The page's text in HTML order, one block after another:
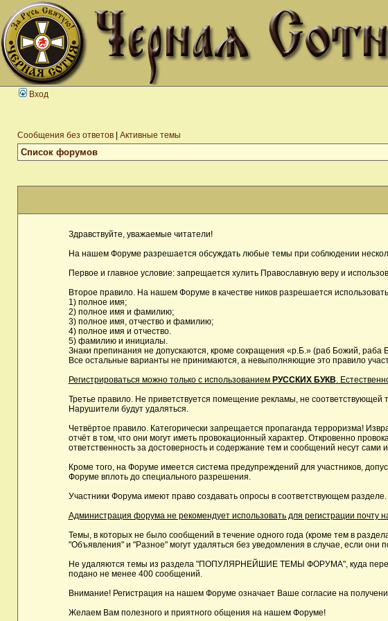
Вход
Сообщения без ответов Активные темы
Список форумов
Здравствуйте, уважаемые читатели!
На нашем Форуме разрешается обсуждать любые темы при соблюдении
Первое и главное условие: запрещается хулить Православную веру и
Второе правило. На нашем Форуме в качестве ников разрешается
1) полное имя;
2) полное имя и фамилию;
3) полное имя, отчество и фамилию;
4) полное имя и отчество.
5) фамилию и инициалы.
Знаки препинания не допускаются, кроме сокращения «р.Б.» (раб Божий, раба
Все остальные варианты не принимаются, а невыполняющие это правило
Регистрироваться можно только с использованием РУССКИХ БУКВ.
Третье правило. Не приветствуется помещение рекламы, не
Нарушители будут удаляться.
Четвёртое правило. Категорически запрещается пропаганда терроризма!
отчёт в том, что они могут иметь провокационный характер. Откровенно
ответственность за достоверность и содержание тем и сообщений несут сами
Кроме того, на Форуме имеется система предупреждений для участников,
Форуме вплоть до специального разрешения.
Участники Форума имеют право создавать опросы в соответствующем
Администрация форума не рекомендует использовать для регистрации почту
Темы, в которых не было сообщений в течение одного года (кроме тем в
"Объявления" и "Разное" могут удаляться без уведомления в случае, если они
Не удаляются темы из раздела "ПОПУЛЯРНЕЙШИЕ ТЕМЫ ФОРУМА", куда
подано не менее 400 сообщений.
Внимание! Регистрация на нашем Форуме означает Ваше согласие на
Желаем Вам полезного и приятного общения на нашем Форуме!